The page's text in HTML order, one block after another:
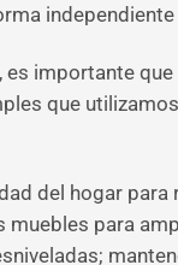
independiente
es importante
que
del hogar
para